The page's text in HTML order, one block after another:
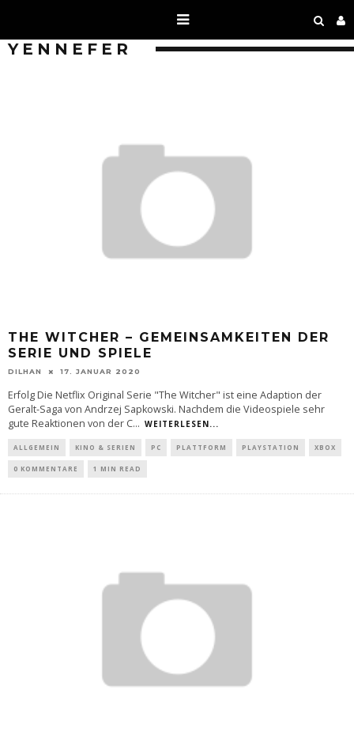
YENNEFER
THE WITCHER – GEMEINSAMKEITEN DER
SERIE UND SPIELE
DILHAN 17. JANUAR 2020
Erfolg Die Netflix Original Serie "The Witcher" ist eine Adaption der
Geralt-Saga von Andrzej Sapkowski. Nachdem die Videospiele sehr
gute Reaktionen von der C... WEITERLESEN...
ALLGEMEIN KINO & SERIEN PC PLATTFORM PLAYSTATION XBOX
0 KOMMENTARE 1 MIN READ